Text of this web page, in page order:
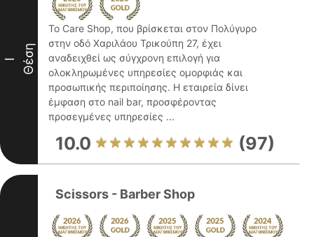
I Θέση
Το Care Shop, που βρίσκεται στον Πολύγυρο
στην οδό Χαριλάου Τρικούπη 27, έχει
αναδειχθεί ως σύγχρονη επιλογή για
ολοκληρωμένες υπηρεσίες ομορφιάς και
προσωπικής περιποίησης. Η εταιρεία δίνει
έμφαση στο nail bar, προσφέροντας
προσεγμένες υπηρεσίες ...
10.0 (97)
Scissors - Barber Shop